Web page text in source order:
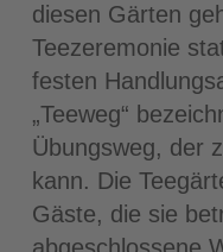
diesen Gärten
Teezeremonie
festen
„Teeweg“
Übungsweg, der
kann. Die
Gäste, die sie